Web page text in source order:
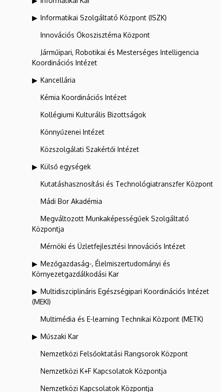
Informatikai Szolgáltató Központ (ISZK)
Innovációs Ökoszisztéma Központ
Járműipari, Robotikai és Mesterséges Intelligencia
Koordinációs Intézet
Kancellária
Kémia Koordinációs Intézet
Kollégiumi Kulturális Bizottságok
Könnyűzenei Intézet
Közszolgálati Szakértői Intézet
Külső egységek
Kutatáshasznosítási és Technológiatranszfer Központ
Mádi Bor Akadémia
Megváltozott Munkaképességűek Szolgáltató
Központja
Mérnöki és Üzletfejlesztési Innovációs Intézet
Mezőgazdaság-, Élelmiszertudományi és
Környezetgazdálkodási Kar
Multidiszciplináris Egészségipari Koordinációs Intézet
(MEKI)
Multimédia és E-learning Technikai Központ (METK)
Műszaki Kar
Nemzetközi Felsőoktatási Rangsorok Központ
Nemzetközi K+F Kapcsolatok Központja
Nemzetközi Kapcsolatok Központja